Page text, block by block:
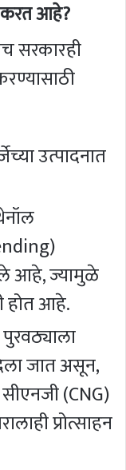
करत आहे?
सरकारही
उत्पादनात
आहे, ज्यामुळे
होत आहे.
जात असून,
(CNG)
प्रोत्साहन